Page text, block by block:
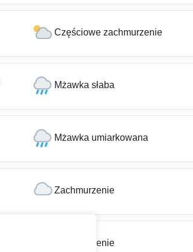
Częściowe zachmurzenie
Mżawka słaba
Mżawka umiarkowana
Zachmurzenie
Zachmurzenie